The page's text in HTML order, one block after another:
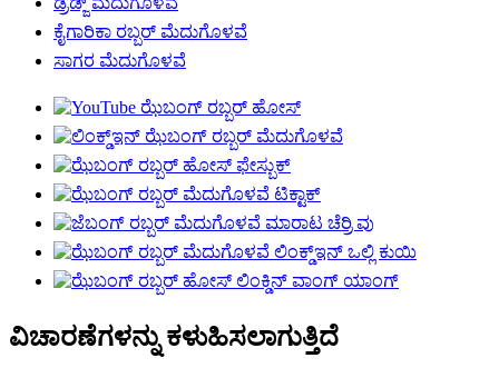
ಕೈಗಾರಿಕಾ ರಬ್ಬರ್ ಮೆದುಗೊಳವೆ
ಸಾಗರ ಮೆದುಗೊಳವೆ
ವಿಚಾರಣೆಗಳನ್ನು ಕಳುಹಿಸಲಾಗುತ್ತಿದೆ